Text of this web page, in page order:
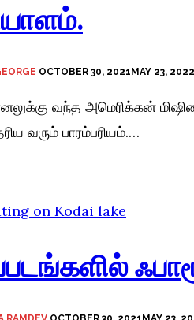
OCTOBER 30, 2021MAY 23, 2022
வந்த அமெரிக்கன்
வரும் பாரம்பரியம்.…